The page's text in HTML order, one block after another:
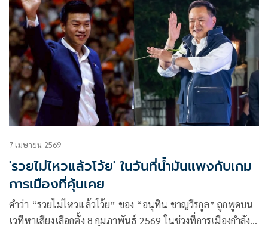
มาตรา 112 ก็ทำให้ผลการประชุมใหญ่สามัญประจำปีของพรรค
ประชาชนตลอด 3 วันที่ผ่านมา ที่โรงแรมเมเปิล บางนา จึงไม่ได้
มีการปรับทัพกันมาก
7 เมษายน 2569
'รวยไม่ไหวแล้วโว้ย' ในวันที่น้ำมันแพงกับเกม
การเมืองที่คุ้นเคย
คำว่า “รวยไม่ไหวแล้วโว้ย” ของ “อนุทิน ชาญวีรกูล” ถูกพูดบน
เวทีหาเสียงเลือกตั้ง 8 กุมภาพันธ์ 2569 ในช่วงที่การเมืองกำลัง